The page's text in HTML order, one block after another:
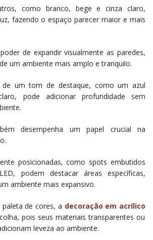
como branco, bege e cinza claro,
fazendo o espaço parecer maior e mais
de expandir visualmente as paredes,
um ambiente mais amplo e tranquilo.
um tom de destaque, como um azul
pode adicionar profundidade sem
desempenha um papel crucial na
posicionadas, como spots embutidos
podem destacar áreas específicas,
ambiente mais expansivo.
de cores, a decoração em acrílico
pois seus materiais transparentes ou
leveza ao ambiente.